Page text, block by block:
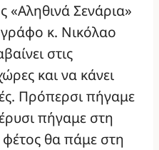
«Αληθινά Σενάρια»
κ. Νικόλαο
στις
και να κάνει
Πρόπερσι πήγαμε
πήγαμε στη
φέτος θα πάμε στη